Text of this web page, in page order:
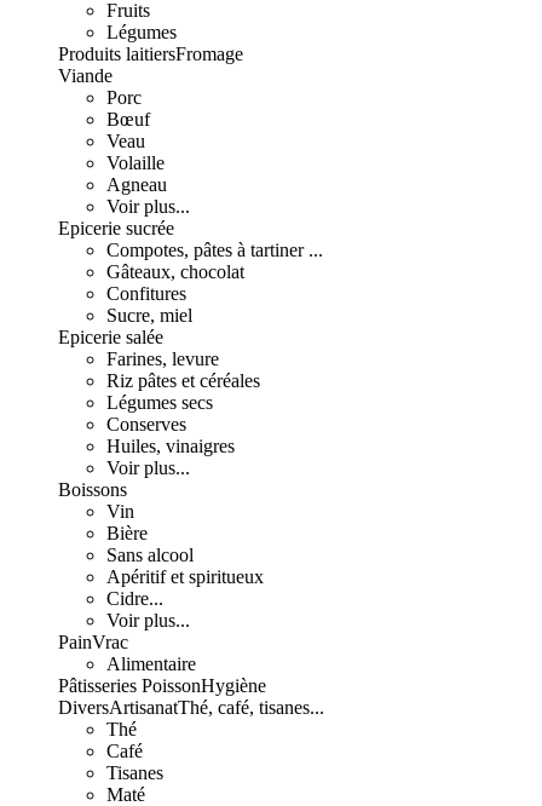
Fruits
Légumes
Produits laitiersFromage
Viande
Porc
Bœuf
Veau
Volaille
Agneau
Voir plus...
Epicerie sucrée
Compotes, pâtes à tartiner ...
Gâteaux, chocolat
Confitures
Sucre, miel
Epicerie salée
Farines, levure
Riz pâtes et céréales
Légumes secs
Conserves
Huiles, vinaigres
Voir plus...
Boissons
Vin
Bière
Sans alcool
Apéritif et spiritueux
Cidre...
Voir plus...
PainVrac
Alimentaire
Pâtisseries PoissonHygiène
DiversArtisanatThé, café, tisanes...
Thé
Café
Tisanes
Maté